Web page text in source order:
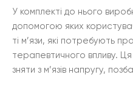
У комплекті до нього
допомогою яких
ті м’язи, які потребують
терапевтичного впливу.
зняти з м’язів напругу,